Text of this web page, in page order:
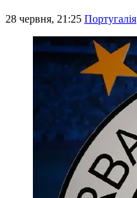
28 червня, 21:25 Португалія